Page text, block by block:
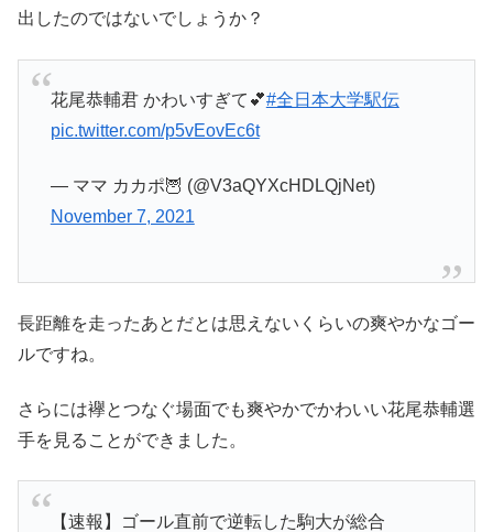
出したのではないでしょうか？
花尾恭輔君 かわいすぎて💕#全日本大学駅伝
pic.twitter.com/p5vEovEc6t
— ママ カカポ🦉 (@V3aQYXcHDLQjNet)
November 7, 2021
長距離を走ったあとだとは思えないくらいの爽やかなゴー
ルですね。
さらには襷とつなぐ場面でも爽やかでかわいい花尾恭輔選
手を見ることができました。
【速報】ゴール直前で逆転した駒大が総合